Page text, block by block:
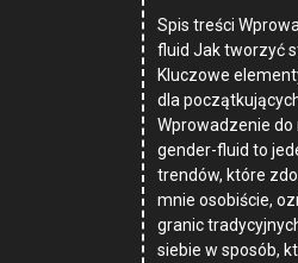
Spis treści
fluid Jak tworzyć
Kluczowe
dla
Wprowadzenie
gender-fluid to
trendów, które
mnie osobiście,
granic
siebie w sposób,